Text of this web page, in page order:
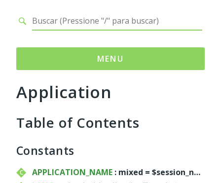
MENU
Namespaces
Adianti
Base
Core
Database
Http
Application
Table of Contents
Constants
APPLICATION_NAME
: mixed = $session_name